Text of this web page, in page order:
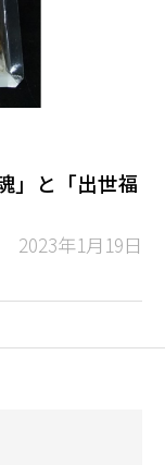
」と「出世福
2023年1月19日